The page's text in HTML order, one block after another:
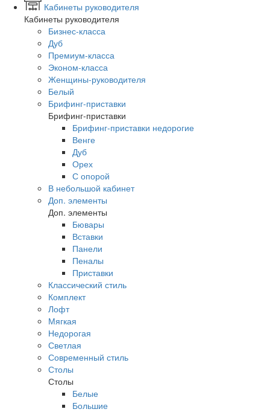
Кабинеты руководителя
Кабинеты руководителя
Бизнес-класса
Дуб
Премиум-класса
Эконом-класса
Женщины-руководителя
Белый
Брифинг-приставки
Брифинг-приставки
Брифинг-приставки недорогие
Венге
Дуб
Орех
С опорой
В небольшой кабинет
Доп. элементы
Доп. элементы
Бювары
Вставки
Панели
Пеналы
Приставки
Классический стиль
Комплект
Лофт
Мягкая
Недорогая
Светлая
Современный стиль
Столы
Столы
Белые
Большие